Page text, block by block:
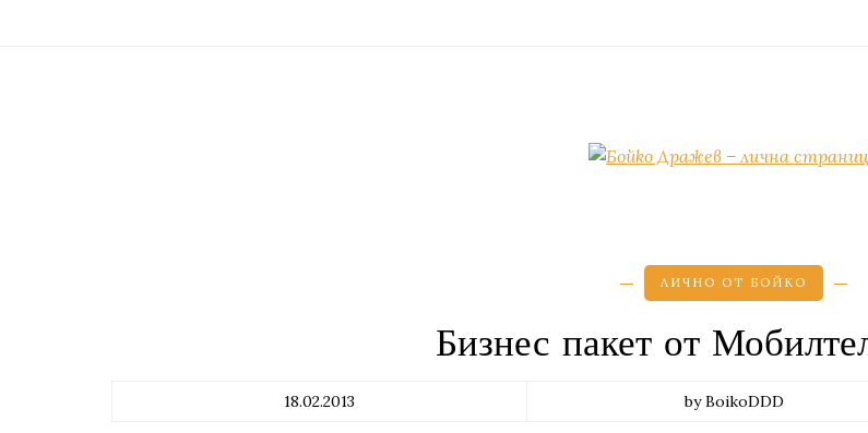
ЛИЧНО ОТ БОЙКО
Бизнес пакет от
18.02.2013 by BoikoDDD